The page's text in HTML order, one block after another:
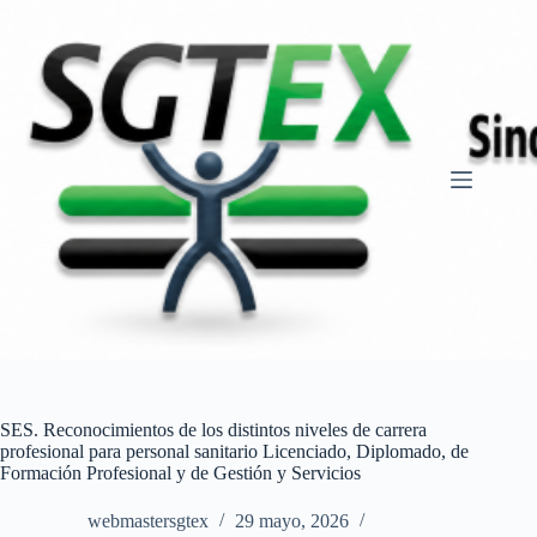
contenido
SES. Reconocimientos de los distintos niveles de carrera
profesional para personal sanitario Licenciado, Diplomado, de
Formación Profesional y de Gestión y Servicios
webmastersgtex 29 mayo, 2026